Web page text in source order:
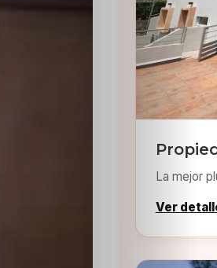
Search
La mejor
Ver